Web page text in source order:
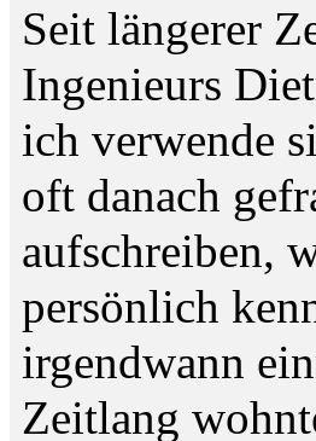
Seit längerer
Ingenieurs
ich verwende
oft danach
aufschreiben,
persönlich
irgendwann
Zeitlang